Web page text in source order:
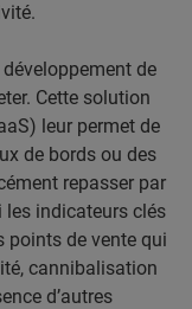
de
Cette solution
leur permet de
de bords ou des
repasser par
les indicateurs clés
points de vente qui
cannibalisation
d’autres